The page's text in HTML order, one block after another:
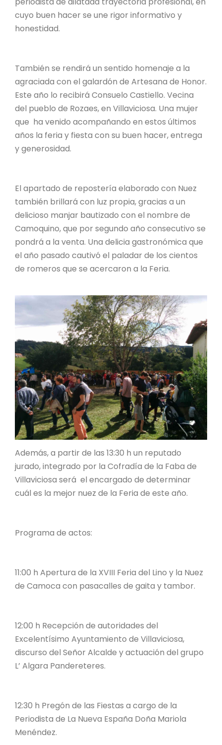
cuyo buen hacer se une rigor informativo y
honestidad.
También se rendirá un sentido homenaje a la
agraciada con el galardón de Artesana de Honor.
Este año lo recibirá Consuelo Castiello. Vecina
del pueblo de Rozaes, en Villaviciosa. Una mujer
que ha venido acompañando en estos últimos
años la feria y fiesta con su buen hacer, entrega
y generosidad.
El apartado de repostería elaborado con Nuez
también brillará con luz propia, gracias a un
delicioso manjar bautizado con el nombre de
Camoquino, que por segundo año consecutivo se
pondrá a la venta. Una delicia gastronómica que
el año pasado cautivó el paladar de los cientos
de romeros que se acercaron a la Feria.
Además, a partir de las 13:30 h un reputado
jurado, integrado por la Cofradía de la Faba de
Villaviciosa será el encargado de determinar
cuál es la mejor nuez de la Feria de este año.
Programa de actos:
11:00 h Apertura de la XVIII Feria del Lino y la Nuez
de Camoca con pasacalles de gaita y tambor.
12:00 h Recepción de autoridades del
Excelentísimo Ayuntamiento de Villaviciosa,
discurso del Señor Alcalde y actuación del grupo
L’ Algara Pandereteres.
12:30 h Pregón de las Fiestas a cargo de la
Periodista de La Nueva España Doña Mariola
Menéndez.